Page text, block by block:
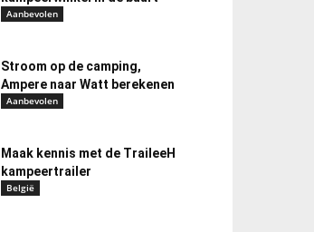
Aanbevolen
Stroom op de camping,
Ampere naar Watt berekenen
Aanbevolen
Maak kennis met de TraileeH
kampeertrailer
België